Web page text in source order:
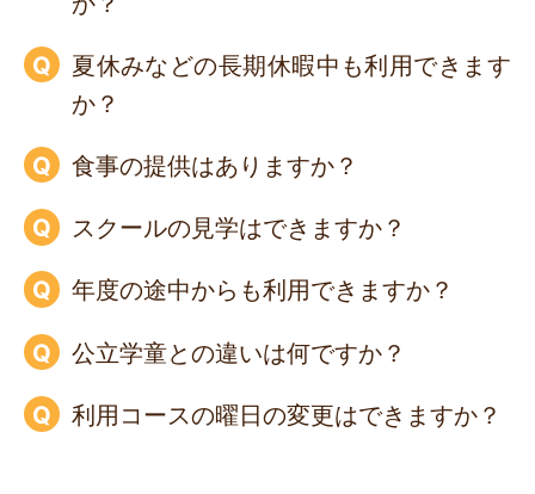
夏休みなどの長期休暇中も利用できます
か？
食事の提供はありますか？
スクールの見学はできますか？
年度の途中からも利用できますか？
公立学童との違いは何ですか？
利用コースの曜日の変更はできますか？